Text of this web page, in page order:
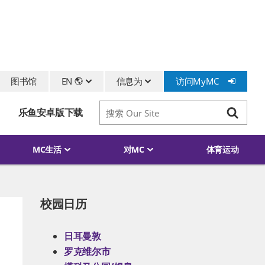
图书馆 EN 信息为 访问MyMC
乐鱼安卓版下载 搜索
搜索
MC生活 对MC 体育运动
跳过侧边栏
校园日历
日耳曼敦
罗克维尔市